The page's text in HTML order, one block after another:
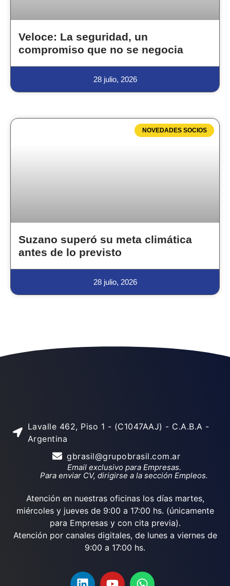
Veloce: La seguridad, un
compromiso que no se negocia
28 julio, 2026
NOVEDADES SOCIOS
Suzano superó su meta climática
antes de lo previsto
28 julio, 2026
Lavalle 462, Piso 1 - (C1047AAJ) - C.A.B.A -
Argentina
gbrasil@grupobrasil.com.ar
Email exclusivo para Empresas.
Para enviar CV, dirigirse a la sección Empleos.
Atención en nuestras oficinas los días martes,
miércoles y jueves de 9:00 a 17:00 hs. (únicamente
para Empresas y con cita previa).
Atención por canales digitales, de lunes a viernes de
9:00 a 17:00 hs.